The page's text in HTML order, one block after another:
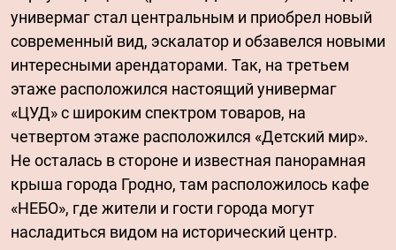
универмаг стал центральным и приобрел новый
современный вид, эскалатор и обзавелся новыми
интересными арендаторами. Так, на третьем
этаже расположился настоящий универмаг
«ЦУД» с широким спектром товаров, на
четвертом этаже расположился «Детский мир».
Не осталась в стороне и известная панорамная
крыша города Гродно, там расположилось кафе
«НЕБО», где жители и гости города могут
насладиться видом на исторический центр.